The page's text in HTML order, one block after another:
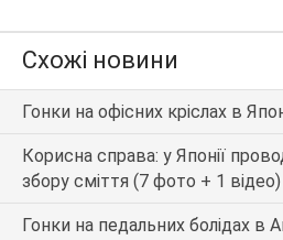
Схожі новини
Гонки на офісних кріслах в
Корисна справа: у Японії
збору сміття (7 фото + 1 відео)
Гонки на педальних болідах в